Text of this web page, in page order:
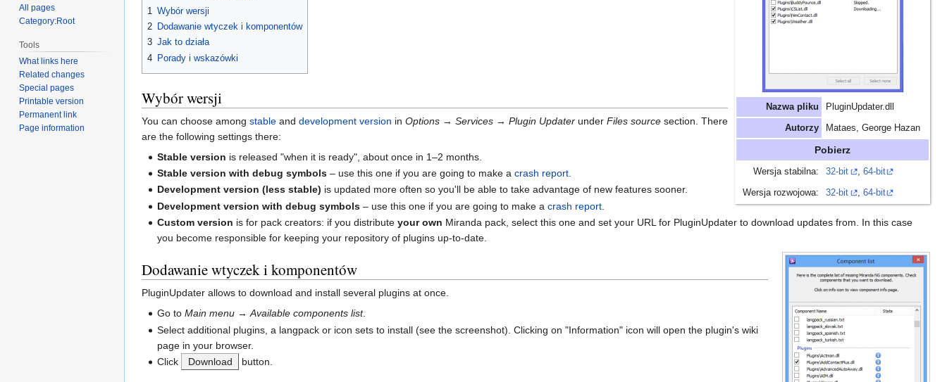
Nazwa pliku PluginUpdater.dll
Autorzy Mataes, George Hazan
Pobierz
Wersja stabilna: 32-bit , 64-bit
Wersja rozwojowa: 32-bit , 64-bit
1 Wybór wersji
2 Dodawanie wtyczek i komponentów
3 Jak to działa
4 Porady i wskazówki
Wybór wersji
You can choose among stable and development version in Options → Services → Plugin Updater under Files source section. There
are the following settings there:
Stable version is released "when it is ready", about once in 1–2 months.
Stable version with debug symbols – use this one if you are going to make acrash report
Development version (less stable) is updated more often so you'll be able to take advantage of new features sooner.
Development version with debug symbols – use this one if you are going to make acrash report
Custom version is for pack creators: if you distributeyour own Miranda pack, select this one and set your URL for PluginUpdater to download updates from. In this case
you become responsible for keeping your repository of plugins up-to-date.
Dodawanie wtyczek i komponentów
PluginUpdater allows to download and install several plugins at once.
Go toMain menu →Available components list.
Select additional plugins, a langpack or icon sets to install (see the screenshot). Clicking on "Information" icon will open the plugin's wiki
page in your browser.
Click
Download button.
All pages
Category:Root
Tools
What links here
Related changes
Special pages
Printable version
Permanent link
Page information